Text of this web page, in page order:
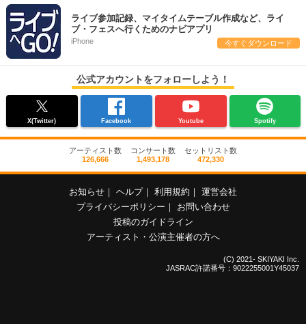
ライブ参加記録、マイタイムテーブル作成など、ライ
ブ・フェスへ行くためのナビアプリ
iPhone 今すぐダウンロード
公式アカウントをフォローしよう！
X(Twitter) Facebook Youtube Spotify
アーティスト数
126,666
コンサート数
1,493,178
セットリスト数
472,330
お知らせ ヘルプ 利用規約
運営会社
プライバシーポリシー
お問い合わせ
投稿のガイドライン
アーティスト・公演主催者の方へ
(C) 2021- SKIYAKI Inc.
JASRAC許諾番号：9022255001Y45037